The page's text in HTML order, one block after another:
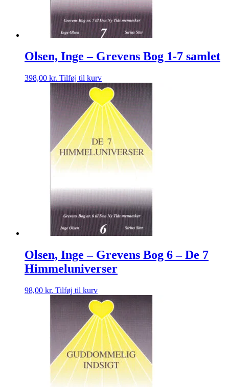
Olsen, Inge – Grevens Bog 1-7 samlet
398,00 kr. Tilføj til kurv
Olsen, Inge – Grevens Bog 6 – De 7
Himmeluniverser
98,00 kr. Tilføj til kurv